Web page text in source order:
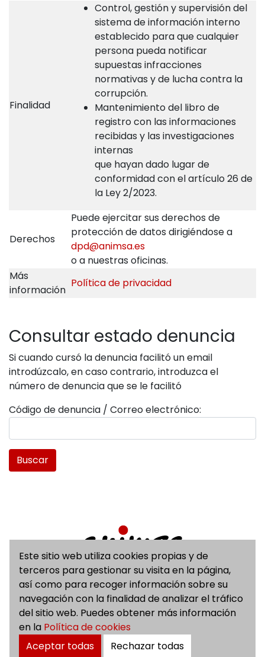
Finalidad
Control, gestión y supervisión del
sistema de información interno
establecido para que cualquier
persona pueda notificar
supuestas infracciones
normativas y de lucha contra la
corrupción.
Mantenimiento del libro de
registro con las informaciones
recibidas y las investigaciones
internas
que hayan dado lugar de
conformidad con el artículo 26 de
la Ley 2/2023.
Derechos
Puede ejercitar sus derechos de
protección de datos dirigiéndose a
dpd@animsa.es
o a nuestras oficinas.
Más
información
Política de privacidad
Consultar estado denuncia
Si cuando cursó la denuncia facilitó un email
introdúzcalo, en caso contrario, introduzca el
número de denuncia que se le facilitó
Código de denuncia / Correo electrónico:
Avenida del Ejército, 2 planta 8, 31002 Pamplona
(Navarra)
948 420 800
animsa@animsa.es
Aviso Legal
Accesibilidad
Este sitio web utiliza cookies propias y de
terceros para gestionar su visita en la página,
así como para recoger información sobre su
navegación con la finalidad de analizar el tráfico
del sitio web. Puedes obtener más información
en la Política de cookies
Aceptar todas
Rechazar todas